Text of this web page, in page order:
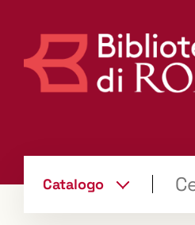
Catalogocambia
il tuo